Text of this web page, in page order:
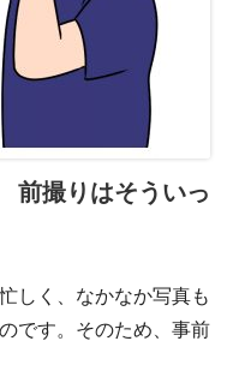
撮りはそういっ
しく、なかなか写真も
です。そのため、事前